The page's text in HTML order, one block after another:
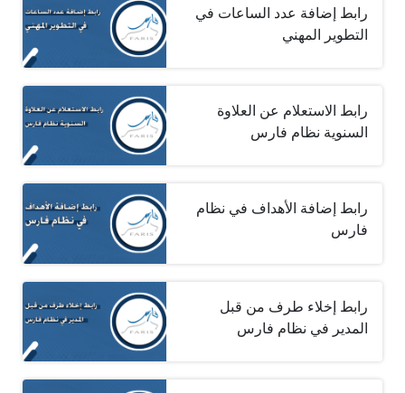
رابط إضافة عدد الساعات في
التطوير المهني
رابط الاستعلام عن العلاوة
السنوية نظام فارس
رابط إضافة الأهداف في نظام
فارس
رابط إخلاء طرف من قبل
المدير في نظام فارس